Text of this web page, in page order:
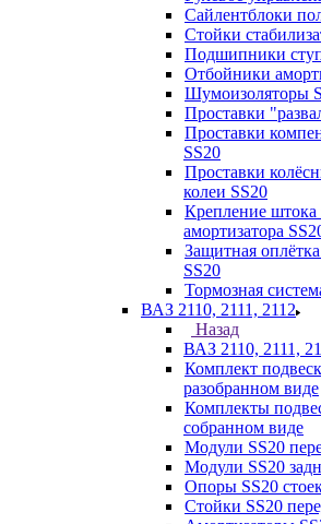
Сайлентблоки
Стойки
Подшипники
Отбойники
Шумоизоляторы
Проставки
Проставки
SS20
Проставки
колеи SS20
Крепление штока
амортизатора
Защитная
SS20
Тормозная
ВАЗ 2110, 2111, 2112
Назад
ВАЗ 2110, 2111,
Комплект
разобранном виде
Комплекты
собранном виде
Модули SS20
Модули SS20
Опоры SS20
Стойки SS20